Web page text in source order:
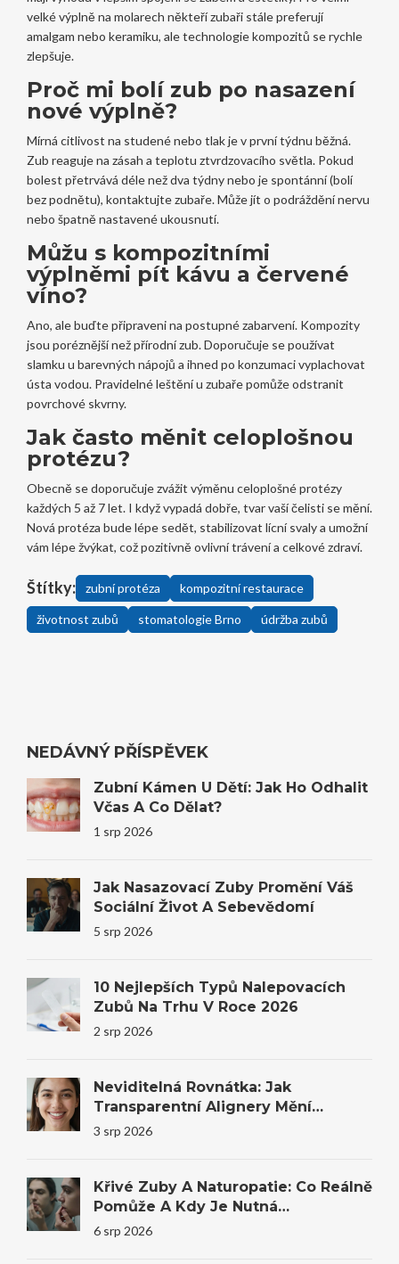
velké výplně na molarech někteří zubaři stále preferují
amalgam nebo keramiku, ale technologie kompozitů se rychle
zlepšuje.
Proč mi bolí zub po nasazení
nové výplně?
Mírná citlivost na studené nebo tlak je v první týdnu běžná.
Zub reaguje na zásah a teplotu ztvrdzovacího světla. Pokud
bolest přetrvává déle než dva týdny nebo je spontánní (bolí
bez podnětu), kontaktujte zubaře. Může jít o podráždění nervu
nebo špatně nastavené ukousnutí.
Můžu s kompozitními
výplněmi pít kávu a červené
víno?
Ano, ale buďte připraveni na postupné zabarvení. Kompozity
jsou poréznější než přírodní zub. Doporučuje se používat
slamku u barevných nápojů a ihned po konzumaci vyplachovat
ústa vodou. Pravidelné leštění u zubaře pomůže odstranit
povrchové skvrny.
Jak často měnit celoplošnou
protézu?
Obecně se doporučuje zvážit výměnu celoplošné protézy
každých 5 až 7 let. I když vypadá dobře, tvar vaší čelisti se mění.
Nová protéza bude lépe sedět, stabilizovat lícní svaly a umožní
vám lépe žvýkat, což pozitivně ovlivní trávení a celkové zdraví.
Štítky: zubní protéza kompozitní restaurace
životnost zubů stomatologie Brno údržba zubů
NEDÁVNÝ PŘÍSPĚVEK
Zubní Kámen U Dětí: Jak Ho Odhalit
Včas A Co Dělat?
1 srp 2026
Jak Nasazovací Zuby Promění Váš
Sociální Život A Sebevědomí
5 srp 2026
10 Nejlepších Typů Nalepovacích
Zubů Na Trhu V Roce 2026
2 srp 2026
Neviditelná Rovnátka: Jak
Transparentní Alignery Mění
Úsměvy I Sebevědomí
3 srp 2026
Křivé Zuby A Naturopatie: Co Reálně
Pomůže A Kdy Je Nutná
Stomatologie
6 srp 2026